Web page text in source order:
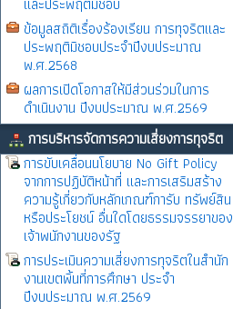
ข้อมูลสถิติเรื่องร้องเรียน การทุจริตและ
ประพฤติมิชอบประจำปีงบประมาณ
พ.ศ.2568
ผลการเปิดโอกาสให้มีส่วนร่วมในการ
ดำเนินงาน ปีงบประมาณ พ.ศ.2569
การบริหารจัดการความเสี่ยงการทุจริต
การขับเคลื่อนนโยบาย No Gift Policy
จากการปฏิบัติหน้าที่ และการเสริมสร้าง
ความรู้เกี่ยวกับหลักเกณฑ์การับ ทรัพย์สิน
หรือประโยชน์ อื่นใดโดยธรรมจรรยาของ
เจ้าพนักงานของรัฐ
การประเมินความเสี่ยงการทุจริตในสำนัก
งานเขตพิ้นที่การศึกษา ประจำ
ปีงบประมาณ พ.ศ.2569